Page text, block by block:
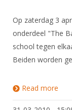
Op zaterdag 3
onderdeel "The
school tegen
Beiden worden
Read more